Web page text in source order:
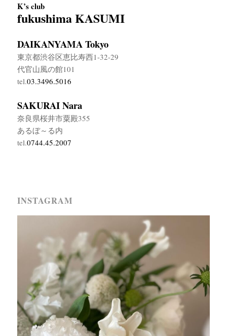
K’s club
fukushima KASUMI
DAIKANYAMA Tokyo
東京都渋谷区恵比寿西1-32-29
代官山風の館101
tel.03.3496.5016
SAKURAI Nara
奈良県桜井市粟殿355
あるぼ～る内
tel.0744.45.2007
INSTAGRAM